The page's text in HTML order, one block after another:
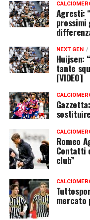
Agresti:
NEXT GEN
Huijsen:
tante
[VIDEO]
Romeo
Contatti
club”
mercato